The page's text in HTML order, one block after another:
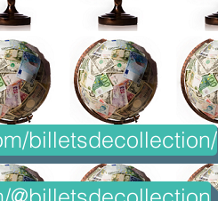
billetsdecollection/